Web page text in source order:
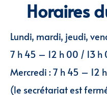
Horaires
Lundi, mardi, jeudi,
7 h 45 – 12 h 00 / 13 h
Mercredi : 7 h 45 – 12
(le secrétariat est